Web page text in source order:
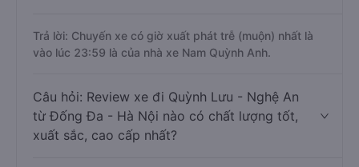
Trả lời: Chuyến xe có giờ xuất phát trễ (muộn) nhất là
vào lúc 23:59 là của nhà xe Nam Quỳnh Anh.
Câu hỏi: Review xe đi Quỳnh Lưu - Nghệ An
từ Đống Đa - Hà Nội nào có chất lượng tốt,
xuất sắc, cao cấp nhất?